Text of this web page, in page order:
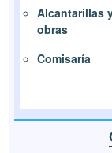
Alcantarillas
obras
Comisaría